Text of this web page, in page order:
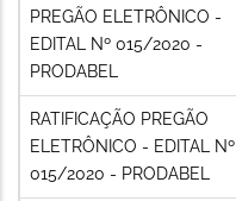
PREGÃO ELETRÔNICO -
EDITAL Nº 015/2020 -
PRODABEL
RATIFICAÇÃO PREGÃO
ELETRÔNICO - EDITAL Nº
015/2020 - PRODABEL